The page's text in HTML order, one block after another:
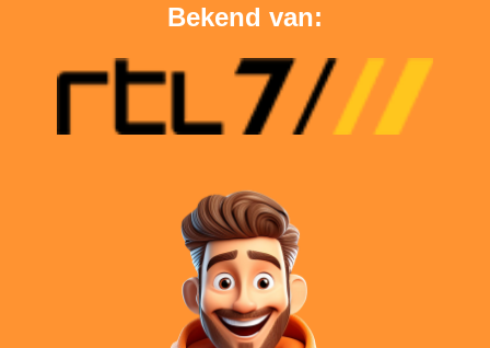
Bekend van: